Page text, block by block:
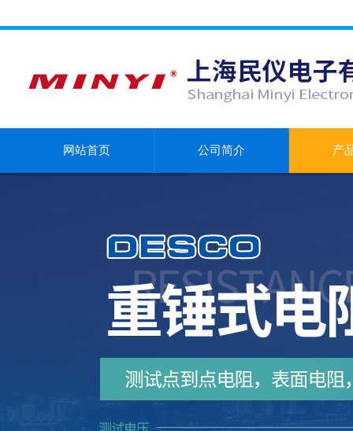
网站首页 公司简介 产